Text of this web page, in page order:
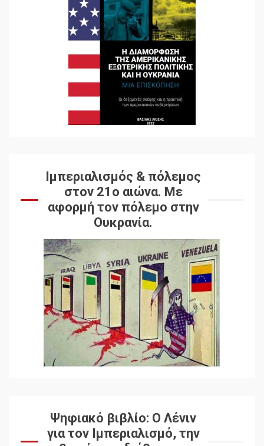
Ιμπεριαλισμός & πόλεμος
στον 21ο αιώνα. Mε
αφορμή τον πόλεμο στην
Ουκρανία.
Ψηφιακό βιβλίο: Ο Λένιν
για τον Ιμπεριαλισμό, την